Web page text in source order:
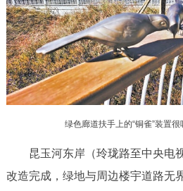
决策公开 专题公开
政务服务
个人服务 法人服务
便民服务 利企服务
中介服务 阳光政务
绿色廊道扶手上的“铜雀”装置很
昆玉河东岸（玲珑路至中央电视
改造完成，绿地与周边楼宇道路无